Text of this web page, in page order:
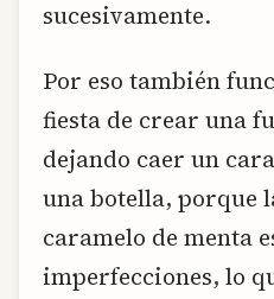
sucesivamente.
Por eso también
fiesta de crear una
dejando caer un
una botella, porque
caramelo de menta
imperfecciones, lo